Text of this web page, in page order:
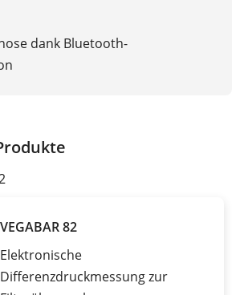
dank Bluetooth-
VEGABAR 82
Elektronische
Differenzdruckmessung zur